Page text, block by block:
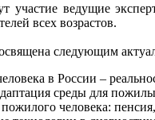
участие ведущие
всех возрастов.
следующим
в России –
среды для
человека: